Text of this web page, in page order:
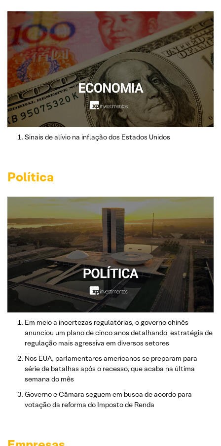
Sinais de alívio na inflação dos Estados Unidos
Política
Em meio a incertezas regulatórias, o governo chinês
anunciou um plano de cinco anos detalhando estratégia de
regulação mais agressiva em diversos setores
Nos EUA, parlamentares americanos se preparam para
série de batalhas após o recesso, que acaba na última
semana do mês
Governo e Câmara seguem em busca de acordo para
votação da reforma do Imposto de Renda